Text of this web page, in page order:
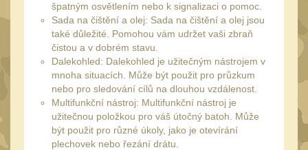
AK47 10
10
.223 (5.56mm)9
.243 .260 (6.5mm)7
.270 .280 (7mm)
.30 .308 (7.62mm)10
špatným osvětlením nebo k signalizaci o pomoc.
Sada na čištění a olej: Sada na čištění a olej jsou
také důležité. Pomohou vám udržet vaši zbraň
čistou a v dobrém stavu.
Dalekohled: Dalekohled je užitečným nástrojem v
mnoha situacích. Může být použit pro průzkum
nebo pro sledování cílů na dlouhou vzdálenost.
Multifunkční nástroj: Multifunkční nástroj je
užitečnou položkou pro váš útočný batoh. Může
být použit pro různé úkoly, jako je otevírání
plechovek nebo řezání drátu.